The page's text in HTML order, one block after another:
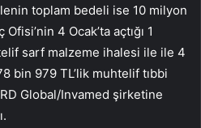
toplam bedeli ise 10 milyon
4 Ocak’ta açtığı 1
sarf malzeme ihalesi ile ile 4
bin 979 TL’lik muhtelif tıbbi
Global/Invamed şirketine